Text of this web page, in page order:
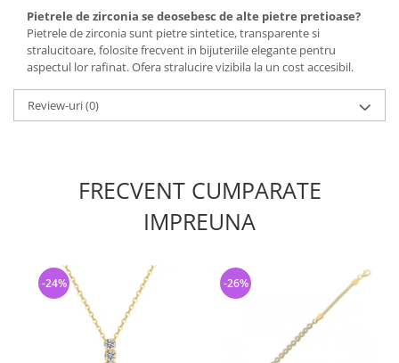
Pietrele de zirconia se deosebesc de alte pietre pretioase?
Pietrele de zirconia sunt pietre sintetice, transparente si
stralucitoare, folosite frecvent in bijuteriile elegante pentru
aspectul lor rafinat. Ofera stralucire vizibila la un cost accesibil.
Review-uri(0)
FRECVENT CUMPARATE
IMPREUNA
-24% -26%